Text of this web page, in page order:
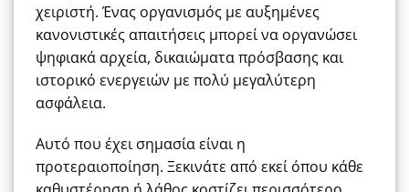
χειριστή. Ένας οργανισμός με αυξημένες
κανονιστικές απαιτήσεις μπορεί να οργανώσει
ψηφιακά αρχεία, δικαιώματα πρόσβασης και
ιστορικό ενεργειών με πολύ μεγαλύτερη
ασφάλεια.
Αυτό που έχει σημασία είναι η
προτεραιοποίηση. Ξεκινάτε από εκεί όπου κάθε